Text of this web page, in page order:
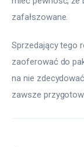
zafałszowane.
Sprzedający tego
zaoferować do
na nie
zawsze